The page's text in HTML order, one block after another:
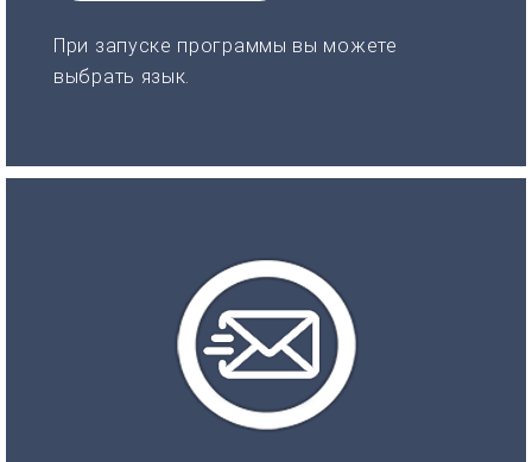
При запуске программы вы можете
выбрать язык.